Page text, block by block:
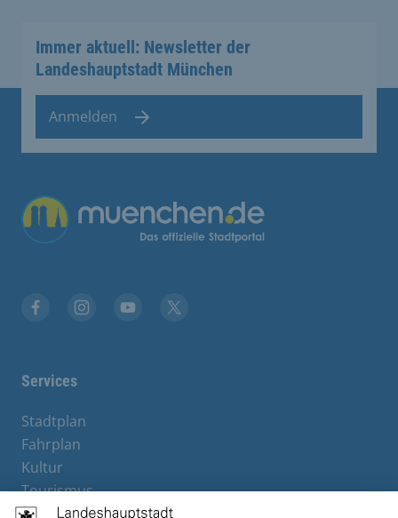
Immer aktuell: Newsletter der
Landeshauptstadt München
Anmelden
Übergreifende Links
Services
Stadtplan
Fahrplan
Kultur
Tourismus
M-Strom